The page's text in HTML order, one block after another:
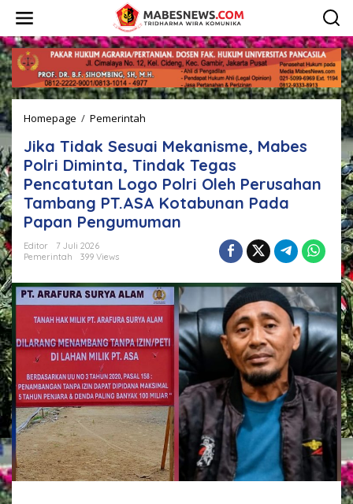
w
a
t
i
k
e
k
o
n
t
e
n
Homepage / Pemerintah
k
a
T
i
d
a
k
u
a
i
M
e
a
n
i
s
m
e
,
M
Jika Tidak Sesuai Mekanisme, Mabes
Polri Diminta, Tindak Tegas
Pencatutan Logo Polri Oleh Perusahan
Tambang PT.ASA Kotabunan Pada
Papan Pengumuman
Editor
7 Juli 2026
Pemerintah
399 Views